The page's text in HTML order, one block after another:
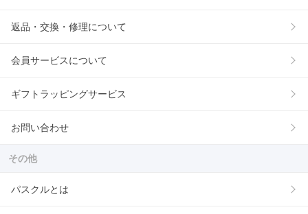
返品・交換・修理について
会員サービスについて
ギフトラッピングサービス
お問い合わせ
その他
パスクルとは